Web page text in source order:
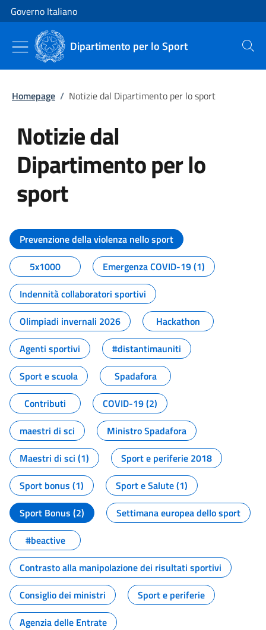
Vai al contenuto
Vai alla navigazione del sito
Governo Italiano
Dipartimento per lo Sport Cerca
Homepage / Notizie dal Dipartimento per lo sport
Notizie dal
Dipartimento per lo
sport
Tutti i contenuti della pagina
Prevenzione della violenza nello sport
5x1000
Emergenza COVID-19 (1)
Indennità collaboratori sportivi
Olimpiadi invernali 2026
Hackathon
Agenti sportivi
#distantimauniti
Sport e scuola
Spadafora
Contributi
COVID-19 (2)
maestri di sci
Ministro Spadafora
Maestri di sci (1)
Sport e periferie 2018
Sport bonus (1)
Sport e Salute (1)
Sport Bonus (2)
Settimana europea dello sport
#beactive
Contrasto alla manipolazione dei risultati sportivi
Consiglio dei ministri
Sport e periferie
Agenzia delle Entrate